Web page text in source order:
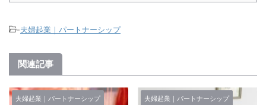
-夫婦起業｜パートナーシップ
関連記事
夫婦起業｜パートナーシップ 夫婦起業｜パートナーシップ